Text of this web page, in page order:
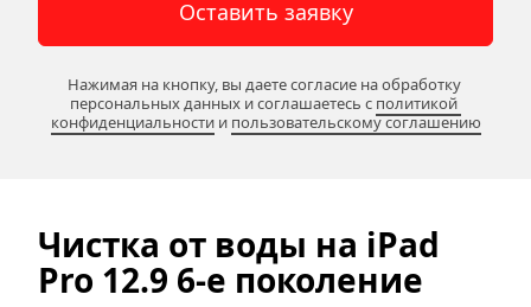
Оставить заявку
Нажимая на кнопку, вы даете согласие на обработку
персональных данных и соглашаетесь c политикой
конфиденциальности и пользовательскому соглашению
Чистка от воды на iPad
Pro 12.9 6-е поколение